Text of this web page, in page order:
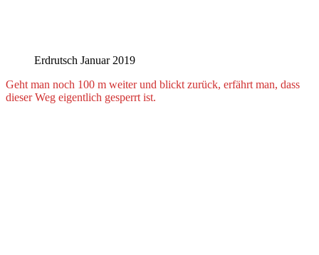
Erdrutsch Januar 2019
Geht man noch 100 m weiter und blickt zurück, erfährt man, dass
dieser Weg eigentlich gesperrt ist.